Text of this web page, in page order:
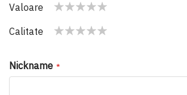
star
stars
stars
stars
stars
Valoare
star
stars
stars
stars
stars
Calitate
Nickname